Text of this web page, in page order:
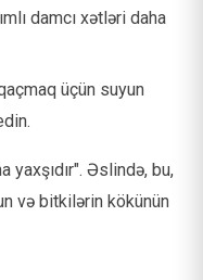
damcı xətləri daha
üçün suyun
yaxşıdır". Əslində, bu,
və bitkilərin kökünün